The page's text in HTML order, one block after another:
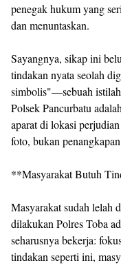
penegak hukum yang
dan menuntaskan.
Sayangnya, sikap ini
tindakan nyata seolah
simbolis"—sebuah
Polsek Pancurbatu
aparat di lokasi
foto, bukan
**Masyarakat Butuh
Masyarakat sudah lelah
dilakukan Polres Toba
seharusnya bekerja:
tindakan seperti ini,